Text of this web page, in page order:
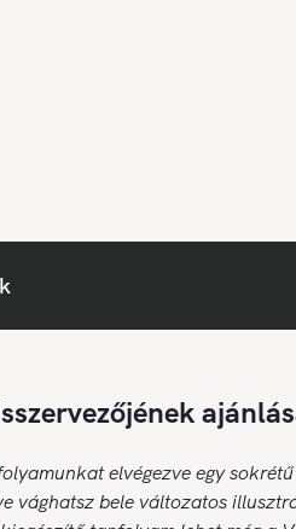
elvégezve egy
vághatsz bele változatos